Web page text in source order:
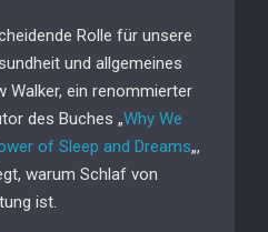
Rolle für unsere
und allgemeines
Walker, ein renommierter
des Buches „Why We
of Sleep and Dreams„,
warum Schlaf von
ist.